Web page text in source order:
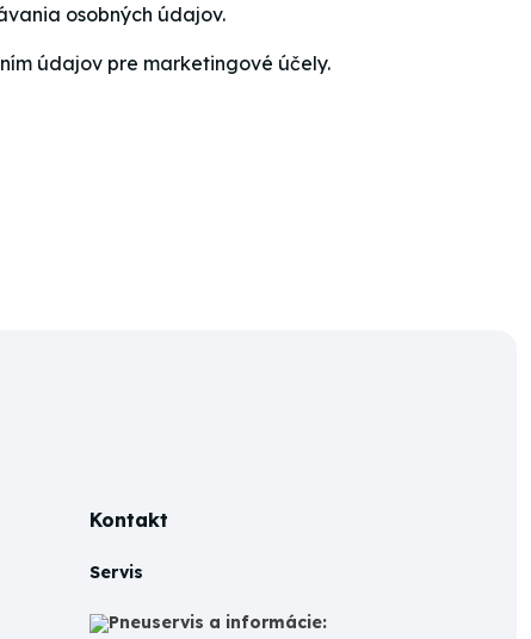
osobných údajov.
údajov pre marketingové účely.
Kontakt
Servis
Pneuservis a informácie: